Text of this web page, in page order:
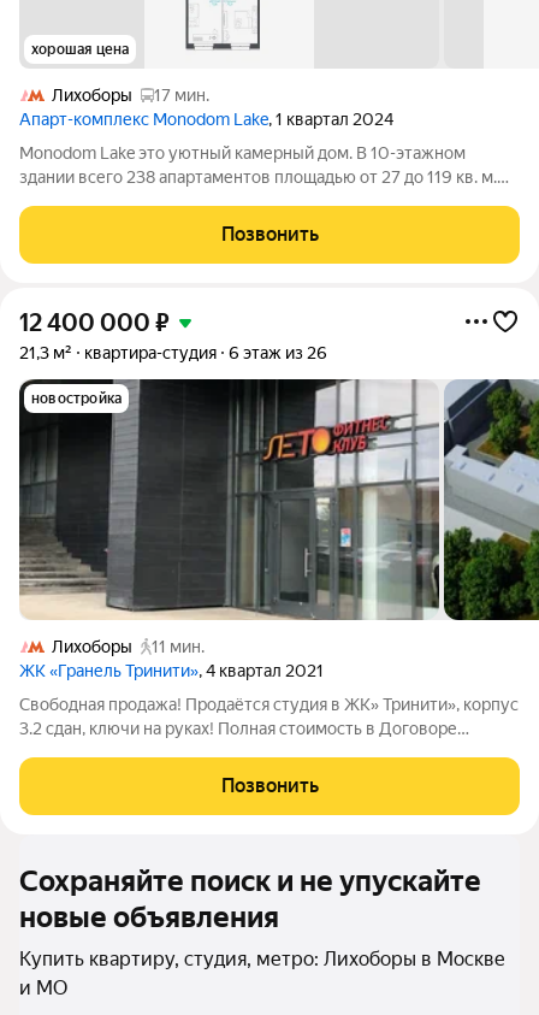
хорошая цена
Лихоборы
17 мин.
Апарт-комплекс Monodom Lake, 1 квартал 2024
Monodom Lake это уютный камерный дом. В 10-этажном
здании всего 238 апартаментов площадью от 27 до 119 кв. м.
планировок, так и евроформата (с большой кухней-гостиной).
Особенность апартаментов
Позвонить
12 400 000 ₽
21,3 м² квартира-студия 6 этаж из 26
новостройка
Лихоборы
11 мин.
ЖК «Гранель Тринити», 4 квартал 2021
Свободная продажа! Продаётся студия в ЖК» Тринити», корпус
3.2 сдан, ключи на руках! Полная стоимость в Договоре
11.6 кв. м., кухня-ниша 2.7 кв. м, на 6 этаже. прихожая 3.2 кв. м.,
с/у
Позвонить
Сохраняйте поиск и не упускайте
новые объявления
Купить квартиру, студия, метро: Лихоборы в Москве
и МО